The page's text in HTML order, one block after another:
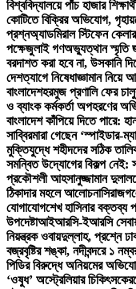
বিশ্ববিদ্যালয়ে পাঁচ হাজার
কোটিতে বিক্রির অভিযোগ,
প্রশ্নঅ্যাডমিরাল স্টিফেন
পক্ষেজুলাই গণঅভ্যুত্থান স্মৃতি
বরদাশত করা হবে না, উসকানি
দেশত্যাগে নিষেধাজ্ঞামান নিয়ে
বাংলাদেশহরমুজ প্রণালি ফের
ও ব্যাংক কর্মকর্তা অপহরণের
বাংলাদেশ কাঁপিয়ে দিতে পারে:
সাব্বিরমারা গেছেন ‘স্পাইডার-
মুক্তিযুদ্ধে শহীদদের সঠিক
সমন্বিত উদ্যোগের বিকল্প নেই:
প্রকৌশলী আহসানুজ্জামান
ঠিকাদার মহলে আলোচনা
যোগাযোগশেখ হাসিনার বক্তব্য
উপদেষ্টাআইআরসি-ইআরসি
নিয়ন্ত্রক ওবায়দুল্লাহ, প্রশ্নে
বজ্রবৃষ্টির শঙ্কা, নদীবন্দরে ১
পিডির বিরুদ্ধে অনিয়মের
‘ওষুধ’ অস্ট্রেলিয়ার চিকিৎসকের